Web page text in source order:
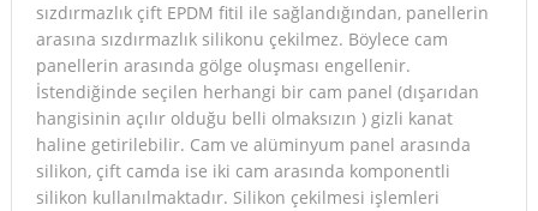
sızdırmazlık çift EPDM fitil ile sağlandığından, panellerin
arasına sızdırmazlık silikonu çekilmez. Böylece cam
panellerin arasında gölge oluşması engellenir.
İstendiğinde seçilen herhangi bir cam panel (dışarıdan
hangisinin açılır olduğu belli olmaksızın ) gizli kanat
haline getirilebilir. Cam ve alüminyum panel arasında
silikon, çift camda ise iki cam arasında komponentli
silikon kullanılmaktadır. Silikon çekilmesi işlemleri